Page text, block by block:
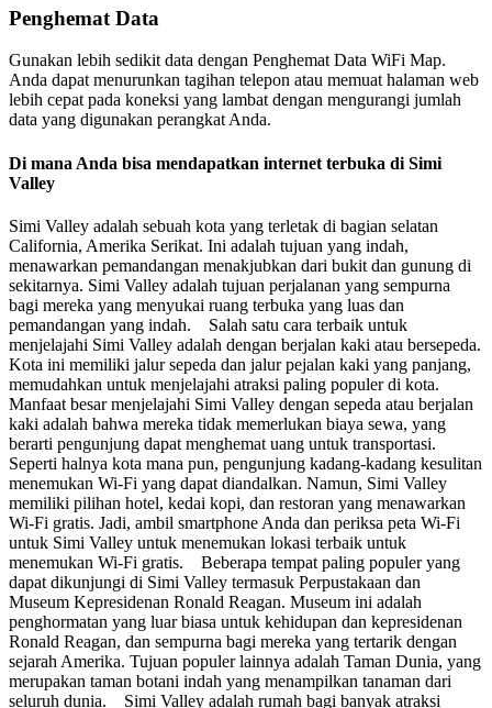
Penghemat Data
Gunakan lebih sedikit data dengan Penghemat Data WiFi Map.
Anda dapat menurunkan tagihan telepon atau memuat halaman web
lebih cepat pada koneksi yang lambat dengan mengurangi jumlah
data yang digunakan perangkat Anda.
Di mana Anda bisa mendapatkan internet terbuka di Simi
Valley
Simi Valley adalah sebuah kota yang terletak di bagian selatan
California, Amerika Serikat. Ini adalah tujuan yang indah,
menawarkan pemandangan menakjubkan dari bukit dan gunung di
sekitarnya. Simi Valley adalah tujuan perjalanan yang sempurna
bagi mereka yang menyukai ruang terbuka yang luas dan
pemandangan yang indah. Salah satu cara terbaik untuk
menjelajahi Simi Valley adalah dengan berjalan kaki atau bersepeda.
Kota ini memiliki jalur sepeda dan jalur pejalan kaki yang panjang,
memudahkan untuk menjelajahi atraksi paling populer di kota.
Manfaat besar menjelajahi Simi Valley dengan sepeda atau berjalan
kaki adalah bahwa mereka tidak memerlukan biaya sewa, yang
berarti pengunjung dapat menghemat uang untuk transportasi.
Seperti halnya kota mana pun, pengunjung kadang-kadang kesulitan
menemukan Wi-Fi yang dapat diandalkan. Namun, Simi Valley
memiliki pilihan hotel, kedai kopi, dan restoran yang menawarkan
Wi-Fi gratis. Jadi, ambil smartphone Anda dan periksa peta Wi-Fi
untuk Simi Valley untuk menemukan lokasi terbaik untuk
menemukan Wi-Fi gratis. Beberapa tempat paling populer yang
dapat dikunjungi di Simi Valley termasuk Perpustakaan dan
Museum Kepresidenan Ronald Reagan. Museum ini adalah
penghormatan yang luar biasa untuk kehidupan dan kepresidenan
Ronald Reagan, dan sempurna bagi mereka yang tertarik dengan
sejarah Amerika. Tujuan populer lainnya adalah Taman Dunia, yang
merupakan taman botani indah yang menampilkan tanaman dari
seluruh dunia. Simi Valley adalah rumah bagi banyak atraksi